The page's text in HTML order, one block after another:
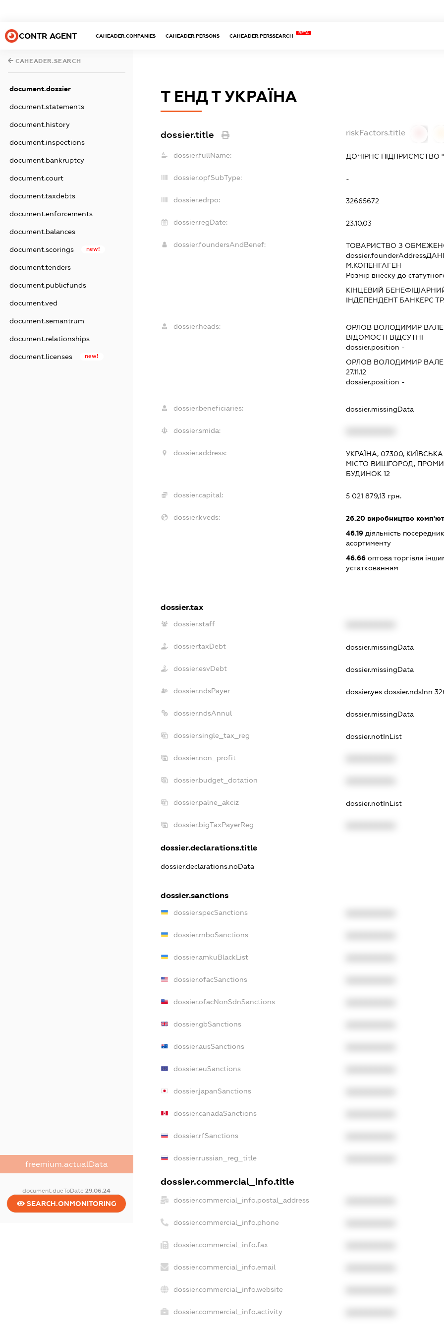
CONTR AGENT CAHEADER.COMPANIES CAHEADER.PERSONS CAHEADER.PERSSEARCH
BETA
CAHEADER.SEARCH
document.dossier
document.statements
document.history
document.inspections
document.bankruptcy
document.court
document.taxdebts
document.enforcements
document.balances
document.scorings new!
document.tenders
document.publicfunds
document.ved
document.semantrum
document.relationships
document.licenses new!
freemium.actualData
document.dueToDate29.06.24
SEARCH.ONMONITORING
Т ЕНД Т УКРАЇНА
dossier.title riskFactors.title
dossier.fullName: ДОЧІРНЄ ПІДПРИЄМСТВО
dossier.opfSubType: -
dossier.edrpo: 32665672
dossier.regDate: 23.10.03
dossier.foundersAndBenef:
ТОВАРИСТВО З
dossier.founderAddress
М.КОПЕНГАГЕН
Розмір внеску до
КІНЦЕВИЙ
ІНДЕПЕНДЕНТ БАНКЕРС
dossier.heads: ОРЛОВ ВОЛОДИМИР
ВІДОМОСТІ ВІДСУТНІ
dossier.position -
ОРЛОВ ВОЛОДИМИР
27.11.12
dossier.position -
dossier.beneficiaries: dossier.missingData
dossier.smida:
dossier.address:
УКРАЇНА, 07300,
МІСТО ВИШГОРОД,
БУДИНОК 12
dossier.capital: 5 021 879,13 грн.
dossier.kveds: 26.20виробництво
46.19діяльність
асортименту
46.66оптова торгівля
устаткованням
dossier.tax
dossier.staff
dossier.taxDebt dossier.missingData
dossier.esvDebt dossier.missingData
dossier.ndsPayer dossier.yes dossier.ndsInn
dossier.ndsAnnul dossier.missingData
dossier.single_tax_reg dossier.notInList
dossier.non_profit
dossier.budget_dotation
dossier.palne_akciz dossier.notInList
dossier.bigTaxPayerReg
dossier.declarations.title
dossier.declarations.noData
dossier.sanctions
dossier.specSanctions
dossier.rnboSanctions
dossier.amkuBlackList
dossier.ofacSanctions
dossier.ofacNonSdnSanctions
dossier.gbSanctions
dossier.ausSanctions
dossier.euSanctions
dossier.japanSanctions
dossier.canadaSanctions
dossier.rfSanctions
dossier.russian_reg_title
dossier.commercial_info.title
dossier.commercial_info.postal_address
dossier.commercial_info.phone
dossier.commercial_info.fax
dossier.commercial_info.email
dossier.commercial_info.website
dossier.commercial_info.activity